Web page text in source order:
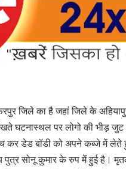
जिले का है जहां जिले के
घटनास्थल पर लोगो की भीड़ जुट
कर डेड बॉडी को अपने कब्जे में लेते
पुत्र सोनू कुमार के रुप में हुई है।